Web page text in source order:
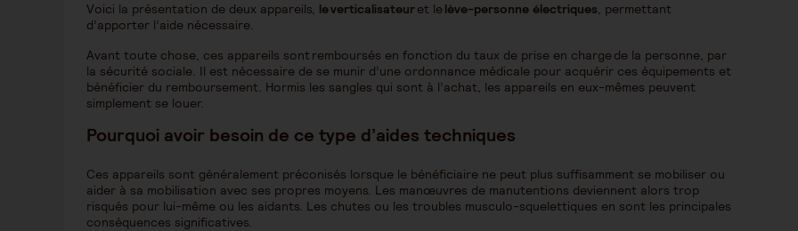
Voici la présentation de deux appareils, le verticalisateuret lelève-personne électriques, permettant
d’apporter l’aide nécessaire.
Avant toute chose, ces appareils sont remboursés en fonction du taux de prise en charge de la personne, par
la sécurité sociale. Il est nécessaire de se munir d’une ordonnance médicale pour acquérir ces équipements et
bénéficier du remboursement. Hormis les sangles qui sont à l’achat, les appareils en eux-mêmes peuvent
simplement se louer.
Pourquoi avoir besoin de ce type d’aides techniques
Ces appareils sont généralement préconisés lorsque le bénéficiaire ne peut plus suffisamment se mobiliser ou
aider à sa mobilisation avec ses propres moyens. Les manœuvres de manutentions deviennent alors trop
risqués pour lui-même ou les aidants. Les chutes ou les troubles musculo-squelettiques en sont les principales
conséquences significatives.